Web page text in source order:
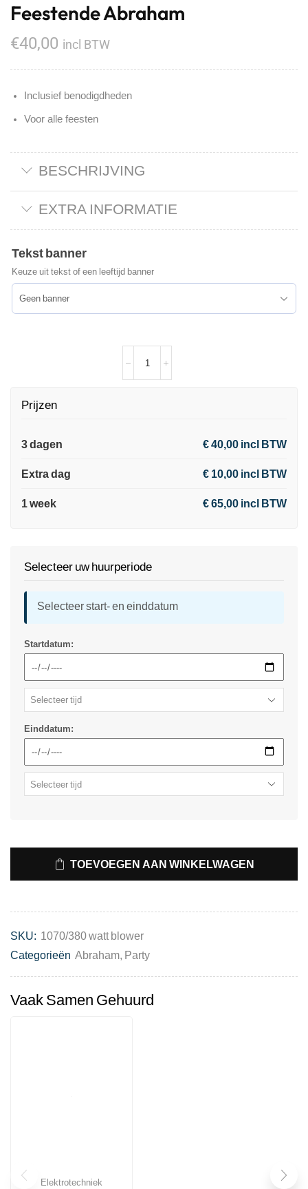
Feestende Abraham
€40,00 incl BTW
Inclusief benodigdheden
Voor alle feesten
BESCHRIJVING
EXTRA INFORMATIE
Tekst banner
Keuze uit tekst of een leeftijd banner
Prijzen
3 dagen € 40,00 incl BTW
Extra dag € 10,00 incl BTW
1 week € 65,00 incl BTW
Selecteer uw huurperiode
Selecteer start- en einddatum
Startdatum:
Einddatum:
TOEVOEGEN AAN WINKELWAGEN
SKU: 1070/380 watt blower
Categorieën Abraham, Party
Vaak Samen Gehuurd
Elektrotechniek